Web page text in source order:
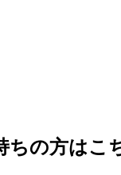
ちの方はこ